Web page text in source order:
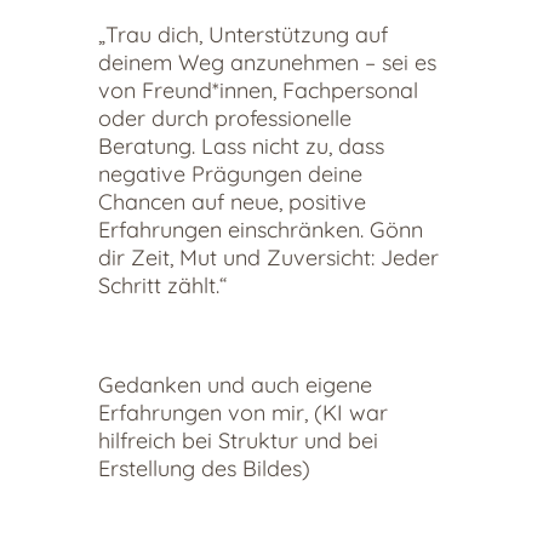
„Trau dich, Unterstützung auf
deinem Weg anzunehmen – sei es
von Freund*innen, Fachpersonal
oder durch professionelle
Beratung. Lass nicht zu, dass
negative Prägungen deine
Chancen auf neue, positive
Erfahrungen einschränken. Gönn
dir Zeit, Mut und Zuversicht: Jeder
Schritt zählt.“
Gedanken und auch eigene
Erfahrungen von mir, (KI war
hilfreich bei Struktur und bei
Erstellung des Bildes)